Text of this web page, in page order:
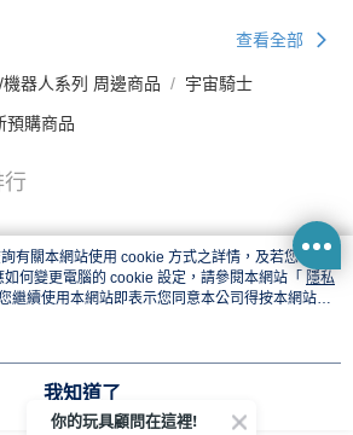
查看全部
器人系列 周邊商品 宇宙騎士
預購商品
行
有關本網站使用 cookie 方式之詳情，及若您不希
何變更電腦的 cookie 設定，請參閱本網站「 隱私
繼續使用本網站即表示您同意本公司得按本網站使
。
我知道了
你的玩具顧問在這裡!